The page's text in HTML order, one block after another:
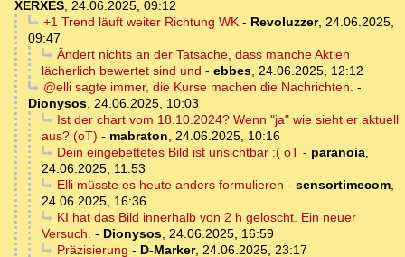
XERXES, 24.06.2025, 09:12
+1 Trend läuft weiter Richtung WK- Revoluzzer, 24.06.2025,
09:47
Ändert nichts an der Tatsache, dass manche Aktien
lächerlich bewertet sind und - ebbes, 24.06.2025, 12:12
@elli sagte immer, die Kurse machen die Nachrichten. -
Dionysos, 24.06.2025, 10:03
Ist der chart vom 18.10.2024? Wenn "ja" wie sieht er aktuell
aus? (oT) - mabraton, 24.06.2025, 10:16
Dein eingebettetes Bild ist unsichtbar :( oT- paranoia,
24.06.2025, 11:53
Elli müsste es heute anders formulieren - sensortimecom,
24.06.2025, 16:36
KI hat das Bild innerhalb von 2 h gelöscht. Ein neuer
Versuch. - Dionysos, 24.06.2025, 16:59
Präzisierung - D-Marker, 24.06.2025, 23:17